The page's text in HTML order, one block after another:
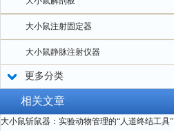
大小鼠注射固定器
大小鼠静脉注射仪器
更多分类
相关文章
大小鼠斩鼠器：实验动物管理的“人道终结工具”